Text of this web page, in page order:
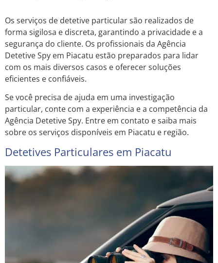
Os serviços de detetive particular são realizados de
forma sigilosa e discreta, garantindo a privacidade e a
segurança do cliente. Os profissionais da Agência
Detetive Spy em Piacatu estão preparados para lidar
com os mais diversos casos e oferecer soluções
eficientes e confiáveis.
Se você precisa de ajuda em uma investigação
particular, conte com a experiência e a competência da
Agência Detetive Spy. Entre em contato e saiba mais
sobre os serviços disponíveis em Piacatu e região.
Detetives Particulares em Piacatu